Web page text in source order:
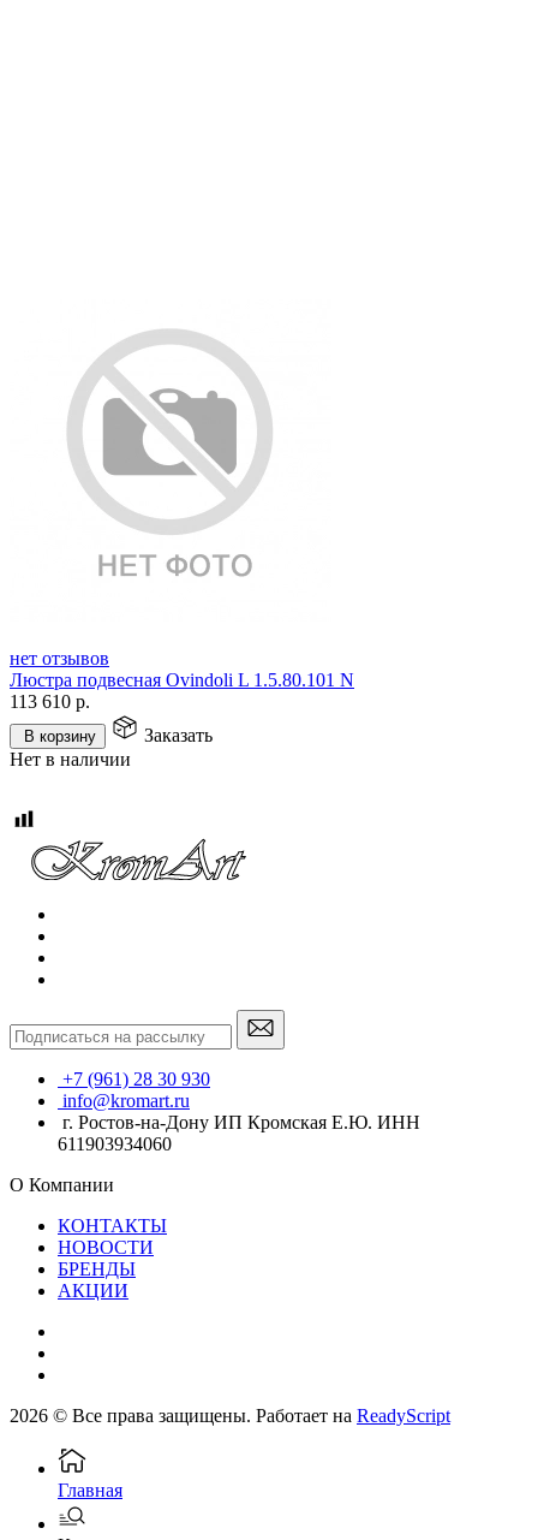
нет отзывов
Люстра подвесная Ovindoli L 1.5.80.101 N
113 610 р.
В корзину
Заказать
Нет в наличии
+7 (961) 28 30 930
info@kromart.ru
г. Ростов-на-Дону ИП Кромская Е.Ю. ИНН
611903934060
О Компании
КОНТАКТЫ
НОВОСТИ
БРЕНДЫ
АКЦИИ
2026 © Все права защищены. Работает на ReadyScript
Главная